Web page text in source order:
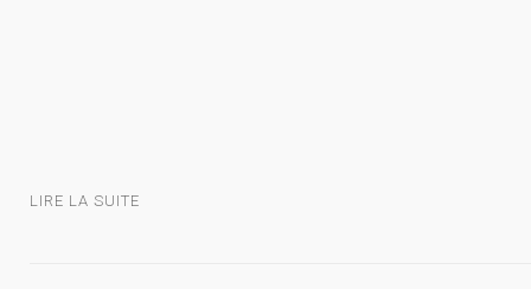
LIRE LA SUITE